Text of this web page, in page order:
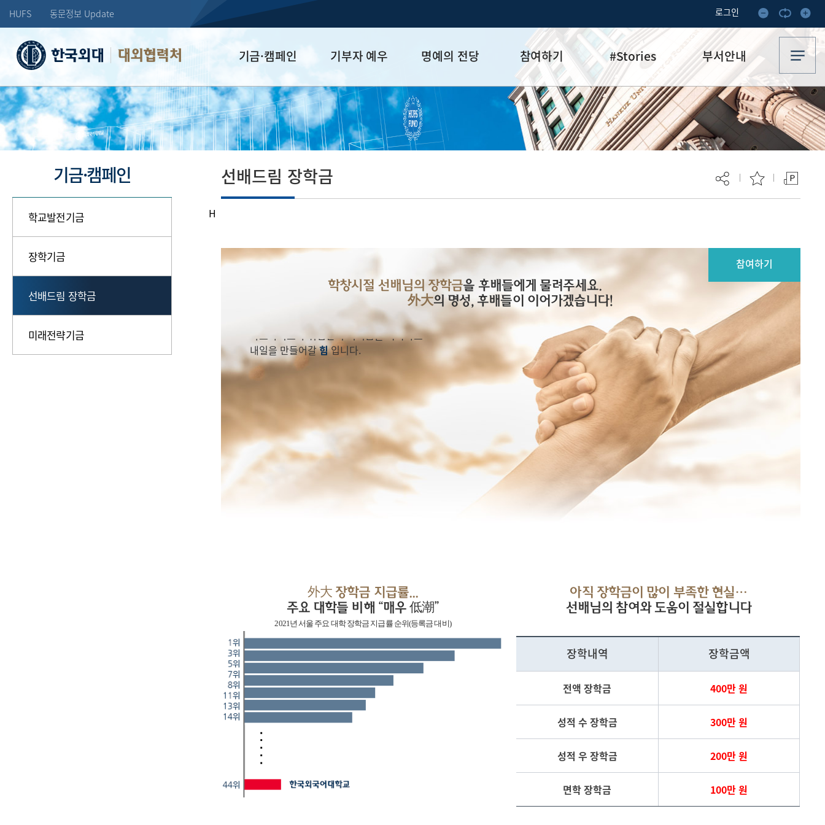
HUFS 동문정보 Update 로그인
대외협력처 기금·캠페인
학교발전기금
장학기금
선배드림 장학금
기부자 예우
예우 프로그램
세제 혜택
명예의 전당
HUFS Honor
Diamond Club
Platinum Club
참여하기
참여방법
기부하기
잠재기부자 추천
#Stories
기부·수혜스토리
기금소식
이달의 기부자
부서안내
업무안내
오시는 길
기금·캠페인
학교발전기금
장학기금
선배드림 장학금
미래전략기금
H
선배드림 장학금
참여하기
학창시절 선배님의 장학금을 후배들에게 물려주세요.
外大의 명성, 후배들이 이어가겠습니다!
학창시절 선배님의 그 당시 어려움을 극복하고 오늘을 있게 한
아르바이트와 취업난의 어려움을 극복하고
힘입니다.
外大 장학금 지급률...
주요 대학들 비해 “매우 低潮”
2021년 서울 주요 대학 장학금 지급률 순위(등록금 대비)
아직 장학금이 많이 부족한 현실…
선배님의 참여와 도움이 절실합니다
장학내역 장학금액
전액 장학금 400만 원
성적 수 장학금 300만 원
성적 우 장학금 200만 원
면학 장학금 100만 원